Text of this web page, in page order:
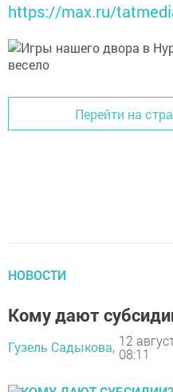
https://max.ru/
Перейти на
НОВОСТИ
Кому дают
Гузель Садыкова, 12
08:11